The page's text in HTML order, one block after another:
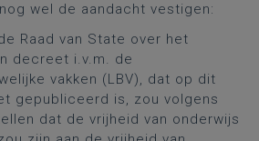
wel de aandacht vestigen:
Raad van State over het
decreet i.v.m. de
vakken (LBV), dat op dit
gepubliceerd is, zou volgens
dat de vrijheid van onderwijs